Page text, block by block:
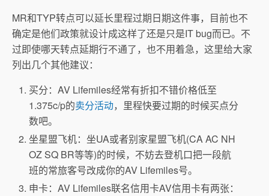
MR和TYP转点可以延长里程过期日期这件事，目前也不
确定是他们政策就设计成这样了还是只是IT bug而已。不
过即使哪天转点延期行不通了，也不用着急，这里给大家
列出几个其他建议：
买分：AV Lifemiles经常有折扣不错价格低至
1.375c/p的卖分活动，里程快要过期的时候买点分
数吧。
坐星盟飞机：坐UA或者别家星盟飞机(CA AC NH
OZ SQ BR等等)的时候，不妨去登机口把一段航
班的常旅客号改成你的AV Lifemiles号。
申卡：AV Lifemiles联名信用卡AV信用卡有两张：